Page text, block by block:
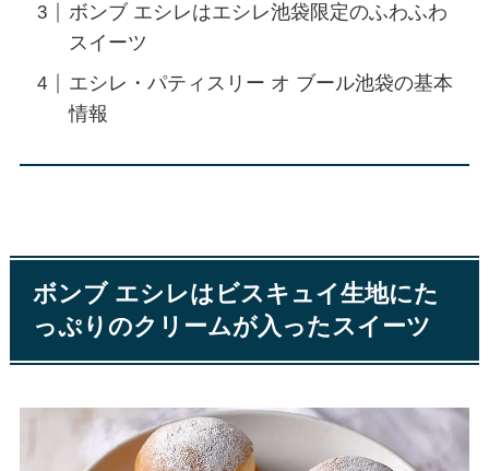
ボンブ エシレはエシレ池袋限定のふわふわ
スイーツ
エシレ・パティスリー オ ブール池袋の基本
情報
ボンブ エシレはビスキュイ生地にた
っぷりのクリームが入ったスイーツ